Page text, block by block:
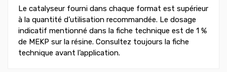
Le catalyseur fourni dans chaque format est supérieur
à la quantité d’utilisation recommandée. Le dosage
indicatif mentionné dans la fiche technique est de 1 %
de MEKP sur la résine. Consultez toujours la fiche
technique avant l’application.